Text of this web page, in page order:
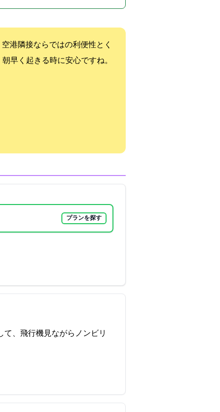
港隣接ならではの利便性とく
早く起きる時に安心ですね。
プランを探す
て、飛行機見ながらノンビリ